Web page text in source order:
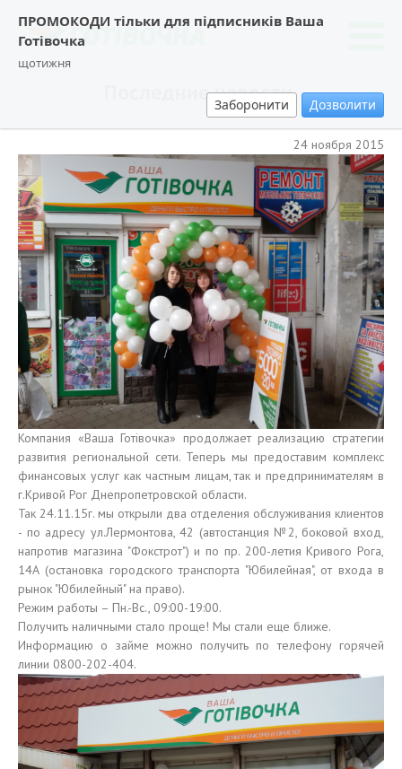
ПРОМОКОДИ тільки для підписників Ваша
Готівочка
щотижня
Заборонити Дозволити
Последние новости.
24 ноября 2015
Компания «Ваша Готівочка» продолжает реализацию стратегии
развития региональной сети. Теперь мы предоставим комплекс
финансовых услуг как частным лицам, так и предпринимателям в
г.Кривой Рог Днепропетровской области.
Так 24.11.15г. мы открыли два отделения обслуживания клиентов
- по адресу ул.Лермонтова, 42 (автостанция №2, боковой вход,
напротив магазина "Фокстрот") и по пр. 200-летия Кривого Рога,
14А (остановка городского транспорта "Юбилейная", от входа в
рынок "Юбилейный" на право).
Режим работы – Пн.-Вс., 09:00-19:00.
Получить наличными стало проще! Мы стали еще ближе.
Информацию о займе можно получить по телефону горячей
линии 0800-202-404.